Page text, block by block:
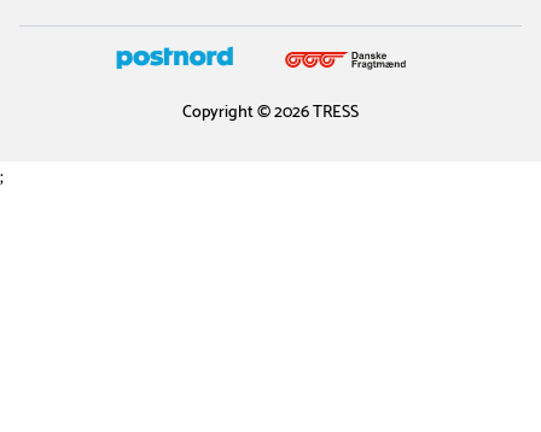
Copyright © 2026 TRESS
;